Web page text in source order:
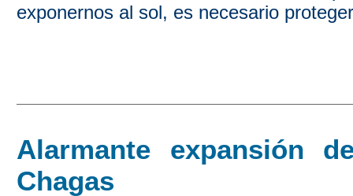
exponernos al sol, es necesario
Alarmante expansión
Chagas